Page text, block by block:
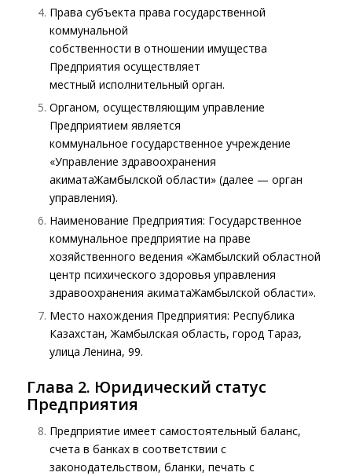
Права субъекта права государственной
коммунальной
собственности в отношении имущества
Предприятия осуществляет
местный исполнительный орган.
Органом, осуществляющим управление
Предприятием является
коммунальное государственное учреждение
«Управление здравоохранения
акиматаЖамбылской области» (далее — орган
управления).
Наименование Предприятия: Государственное
коммунальное предприятие на праве
хозяйственного ведения «Жамбылский областной
центр психического здоровья управления
здравоохранения акиматаЖамбылской области».
Место нахождения Предприятия: Республика
Казахстан, Жамбылская область, город Тараз,
улица Ленина, 99.
Глава 2. Юридический статус
Предприятия
Предприятие имеет самостоятельный баланс,
счета в банках в соответствии с
законодательством, бланки, печать с